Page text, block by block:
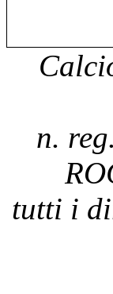
n.
tutti i